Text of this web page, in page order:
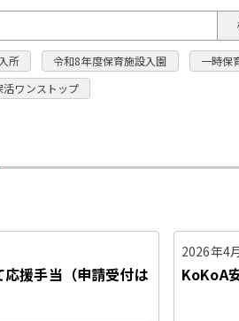
このページの本文へ
所 令和8年度保育施設入園 一時保
活ワンストップ
援手当（申請受付は
2026年4
KoKoA